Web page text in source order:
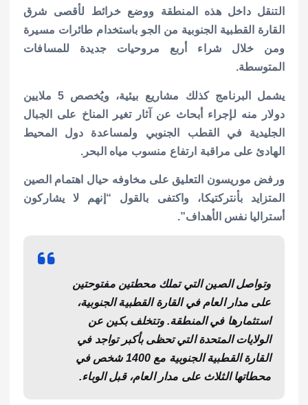
التنقل داخل هذه المنطقة ووضع خرائط لأقصى شرق
القارة القطبية الجنوبية من الجو باستخدام طائرات مسيرة
ومن خلال شراء أربع مروحيات جديدة للمسافات
المتوسطة.
يشمل البرنامج كذلك مشاريع بيئية، ويُخصص 5 ملايين
دولار منه لإجراء أبحاث عن آثار تغير المناخ على الجبال
الجليدية في القطب الجنوبي ولمساعدة دول المحيط
الهادئ على مراقبة ارتفاع منسوب مياه البحر.
ورفض موريسون التعليق على مخاوفه حيال اهتمام الصين
المتزايد بأنتركتيكا، واكتفى بالقول “إنهم لا يشاركون
أستراليا نفس الأهداف”.
وتواصل الصين التي تملك محطتين مفتوحتين
على مدار العام في القارة القطبية الجنوبية،
استثمارها في المنطقة. وتتخلف بكين عن
الولايات المتحدة التي تحظى بأكبر تواجد في
القارة القطبية الجنوبية مع 1400 شخص في
محطاتها الثلاث على مدار العام، قبل الوباء.